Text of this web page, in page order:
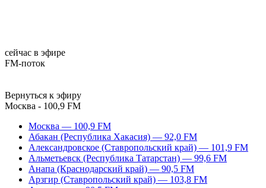
сейчас в эфире
FM-поток
Вернуться к эфиру
Москва - 100,9 FM
Москва — 100,9 FM
Абакан (Республика Хакасия) — 92,0 FM
Александровское (Ставропольский край) — 101,9 FM
Альметьевск (Республика Татарстан) — 99,6 FM
Анапа (Краснодарский край) — 90,5 FM
Арзгир (Ставропольский край) — 103,8 FM